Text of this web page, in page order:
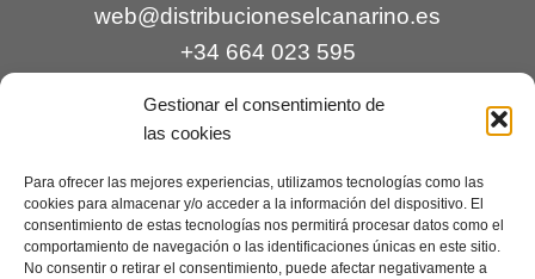
Gestionar el consentimiento de
las cookies
Para ofrecer las mejores experiencias, utilizamos tecnologías como las
cookies para almacenar y/o acceder a la información del dispositivo. El
consentimiento de estas tecnologías nos permitirá procesar datos como el
comportamiento de navegación o las identificaciones únicas en este sitio.
No consentir o retirar el consentimiento, puede afectar negativamente a
web@distribucioneselcanarino.es
+34 664 023 595
Contacto|Incidencias|Devoluciones |